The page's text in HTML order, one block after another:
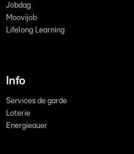
Jobdag
Moovijob
Lifelong Learning
Info
Services de garde
Loterie
Energieauer